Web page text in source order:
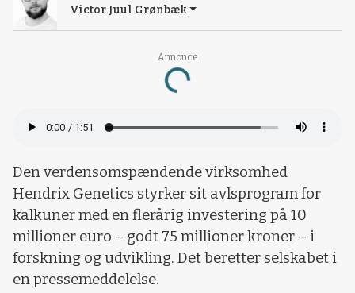
Annonce
Loading...
Victor Juul Grønbæk
Den verdensomspændende virksomhed
Hendrix Genetics styrker sit avlsprogram for
kalkuner med en flerårig investering på 10
millioner euro – godt 75 millioner kroner – i
forskning og udvikling. Det beretter selskabet i
en pressemeddelelse.